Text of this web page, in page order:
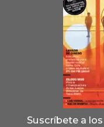
Suscríbete a